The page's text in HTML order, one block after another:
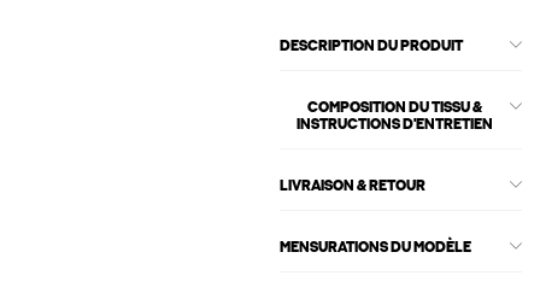
DESCRIPTION DU PRODUIT
COMPOSITION DU TISSU &
INSTRUCTIONS D'ENTRETIEN
LIVRAISON & RETOUR
MENSURATIONS DU MODÈLE